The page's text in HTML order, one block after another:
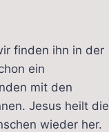
finden ihn in der
ein
mit den
Jesus heilt die
wieder her.